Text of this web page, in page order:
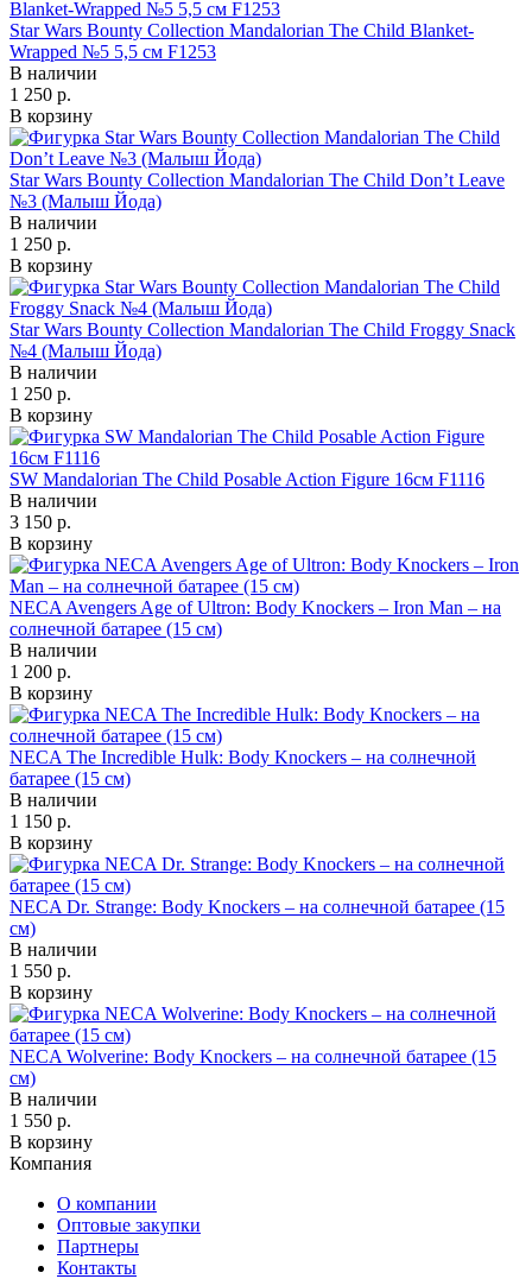
Star Wars Bounty Collection Mandalorian The Child Blanket-
Wrapped №5 5,5 см F1253
В наличии
1 250 р.
В корзину
Star Wars Bounty Collection Mandalorian The Child Don’t Leave
№3 (Малыш Йода)
В наличии
1 250 р.
В корзину
Star Wars Bounty Collection Mandalorian The Child Froggy Snack
№4 (Малыш Йода)
В наличии
1 250 р.
В корзину
SW Mandalorian The Child Posable Action Figure 16см F1116
В наличии
3 150 р.
В корзину
NECA Avengers Age of Ultron: Body Knockers – Iron Man – на
солнечной батарее (15 см)
В наличии
1 200 р.
В корзину
NECA The Incredible Hulk: Body Knockers – на солнечной
батарее (15 см)
В наличии
1 150 р.
В корзину
NECA Dr. Strange: Body Knockers – на солнечной батарее (15
см)
В наличии
1 550 р.
В корзину
NECA Wolverine: Body Knockers – на солнечной батарее (15
см)
В наличии
1 550 р.
В корзину
Компания
О компании
Оптовые закупки
Партнеры
Контакты